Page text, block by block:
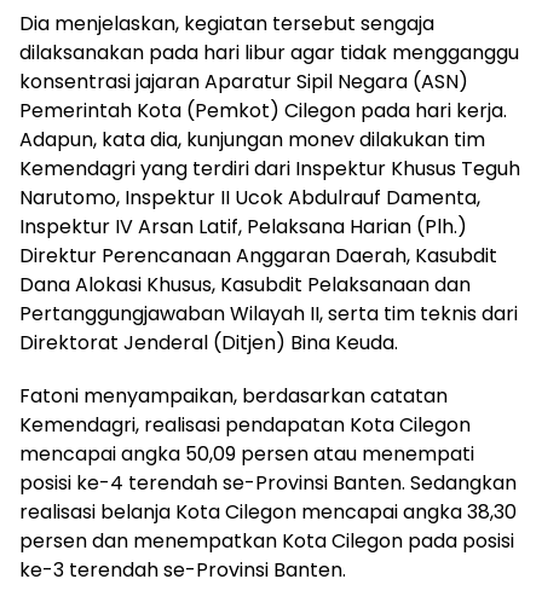
Dia menjelaskan, kegiatan tersebut sengaja
dilaksanakan pada hari libur agar tidak mengganggu
konsentrasi jajaran Aparatur Sipil Negara (ASN)
Pemerintah Kota (Pemkot) Cilegon pada hari kerja.
Adapun, kata dia, kunjungan monev dilakukan tim
Kemendagri yang terdiri dari Inspektur Khusus Teguh
Narutomo, Inspektur II Ucok Abdulrauf Damenta,
Inspektur IV Arsan Latif, Pelaksana Harian (Plh.)
Direktur Perencanaan Anggaran Daerah, Kasubdit
Dana Alokasi Khusus, Kasubdit Pelaksanaan dan
Pertanggungjawaban Wilayah II, serta tim teknis dari
Direktorat Jenderal (Ditjen) Bina Keuda.
Fatoni menyampaikan, berdasarkan catatan
Kemendagri, realisasi pendapatan Kota Cilegon
mencapai angka 50,09 persen atau menempati
posisi ke-4 terendah se-Provinsi Banten. Sedangkan
realisasi belanja Kota Cilegon mencapai angka 38,30
persen dan menempatkan Kota Cilegon pada posisi
ke-3 terendah se-Provinsi Banten.